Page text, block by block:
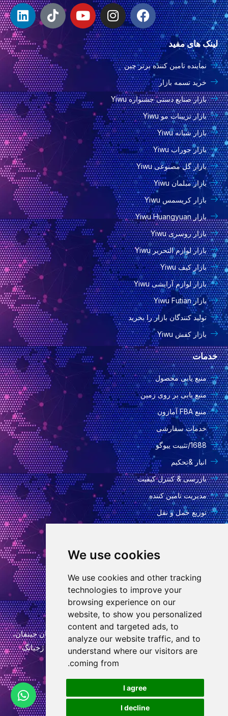
We use cookies
We use cookies and other tracking
technologies to improve your
browsing experience on our
website, to show you personalized
content and targeted ads, to
analyze our website traffic, and to
understand where our visitors are
coming from.
I agree
I decline
و
ا
ف
ی
س
ب
و
ک
ا
ی
ن
س
ت
ر
ا
م
ی
و
ی
و
ب
T
i
o
k
ل
ی
ن
ک
د
ی
ن
لینک های مفید
نماینده تامین کننده برتر چین
خرید تسمه بازار
بازار صنایع دستی جشنواره Yiwu
بازار تزیینات مو Yiwu
بازار شبانه Yiwu
بازار جوراب Yiwu
بازار گل مصنوعی Yiwu
بازار مبلمان Yiwu
بازار کریسمس Yiwu
بازار Yiwu Huangyuan
بازار روسری Yiwu
بازار لوازم التحریر Yiwu
بازار کیف Yiwu
بازار لوازم آرایشی Yiwu
بازار Yiwu Futian
تولید کنندگان بازار را بخرید
بازار کفش Yiwu
خدمات
منبع یابی محصول
منبع یابی بر روی زمین
منبع FBA آمازون
خدمات سفارشی
1688/تثبیت ییوگو
انبار &تحکیم
بازرسی & کنترل کیفیت
مدیریت تامین کننده
توزیع حمل و نقل
info@goodcansourcing.com
اتاق A-4-420، طبقه 4، ساختمان 1، شماره 778، خیابان جینفان،
خیابان کیوبین، منطقه ووچنگ، شهر جین هوا، استان ژجیانگ
+86 13732438706